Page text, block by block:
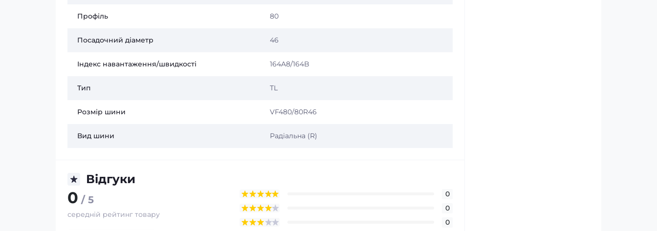
Профіль 80
Посадочний діаметр 46
Індекс навантаження/швидкості 164A8/164B
Тип TL
Розмір шини VF480/80R46
Вид шини Радіальна (R)
Відгуки
0 / 5
середній рейтинг товару
0
0
0